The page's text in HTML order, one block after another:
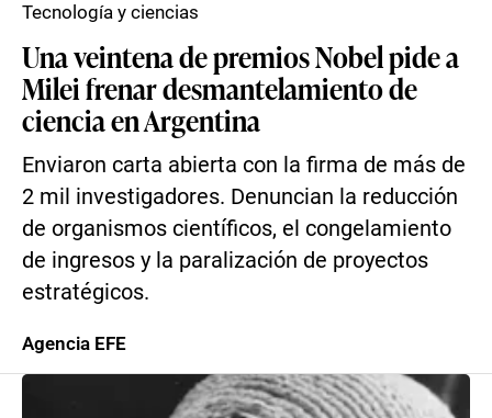
Una veintena de premios Nobel pide a
Milei frenar desmantelamiento de
ciencia en Argentina
Enviaron carta abierta con la firma de más de
2 mil investigadores. Denuncian la reducción
de organismos científicos, el congelamiento
de ingresos y la paralización de proyectos
estratégicos.
Tecnología y ciencias
Agencia EFE